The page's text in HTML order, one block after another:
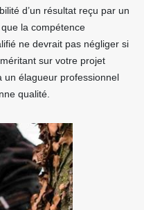
d’un résultat reçu par un
que la compétence
ne devrait pas négliger si
sur votre projet
un élagueur professionnel
qualité.